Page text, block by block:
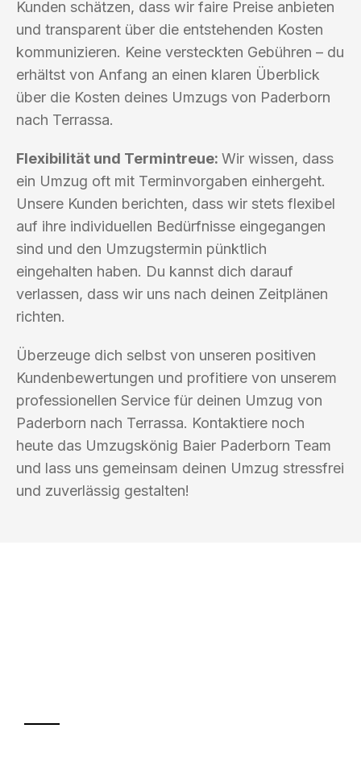
Kunden schätzen, dass wir faire Preise anbieten
und transparent über die entstehenden Kosten
kommunizieren. Keine versteckten Gebühren – du
erhältst von Anfang an einen klaren Überblick
über die Kosten deines Umzugs von Paderborn
nach Terrassa.
Flexibilität und Termintreue: Wir wissen, dass
ein Umzug oft mit Terminvorgaben einhergeht.
Unsere Kunden berichten, dass wir stets flexibel
auf ihre individuellen Bedürfnisse eingegangen
sind und den Umzugstermin pünktlich
eingehalten haben. Du kannst dich darauf
verlassen, dass wir uns nach deinen Zeitplänen
richten.
Überzeuge dich selbst von unseren positiven
Kundenbewertungen und profitiere von unserem
professionellen Service für deinen Umzug von
Paderborn nach Terrassa. Kontaktiere noch
heute das Umzugskönig Baier Paderborn Team
und lass uns gemeinsam deinen Umzug stressfrei
und zuverlässig gestalten!